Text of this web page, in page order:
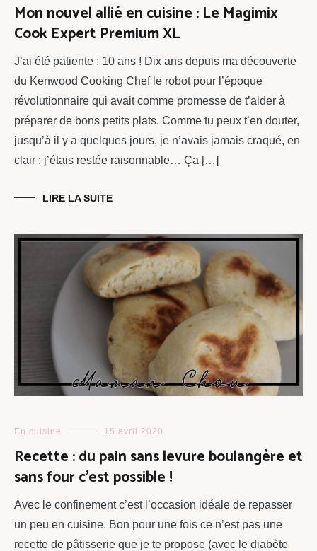
Mon nouvel allié en cuisine : Le Magimix
Cook Expert Premium XL
J’ai été patiente : 10 ans ! Dix ans depuis ma découverte
du Kenwood Cooking Chef le robot pour l’époque
révolutionnaire qui avait comme promesse de t’aider à
préparer de bons petits plats. Comme tu peux t’en douter,
jusqu’à il y a quelques jours, je n’avais jamais craqué, en
clair : j’étais restée raisonnable… Ça […]
LIRE LA SUITE
En cuisine 15 avril 2020
Recette : du pain sans levure boulangère et
sans four c’est possible !
Avec le confinement c’est l’occasion idéale de repasser
un peu en cuisine. Bon pour une fois ce n’est pas une
recette de pâtisserie que je te propose (avec le diabète